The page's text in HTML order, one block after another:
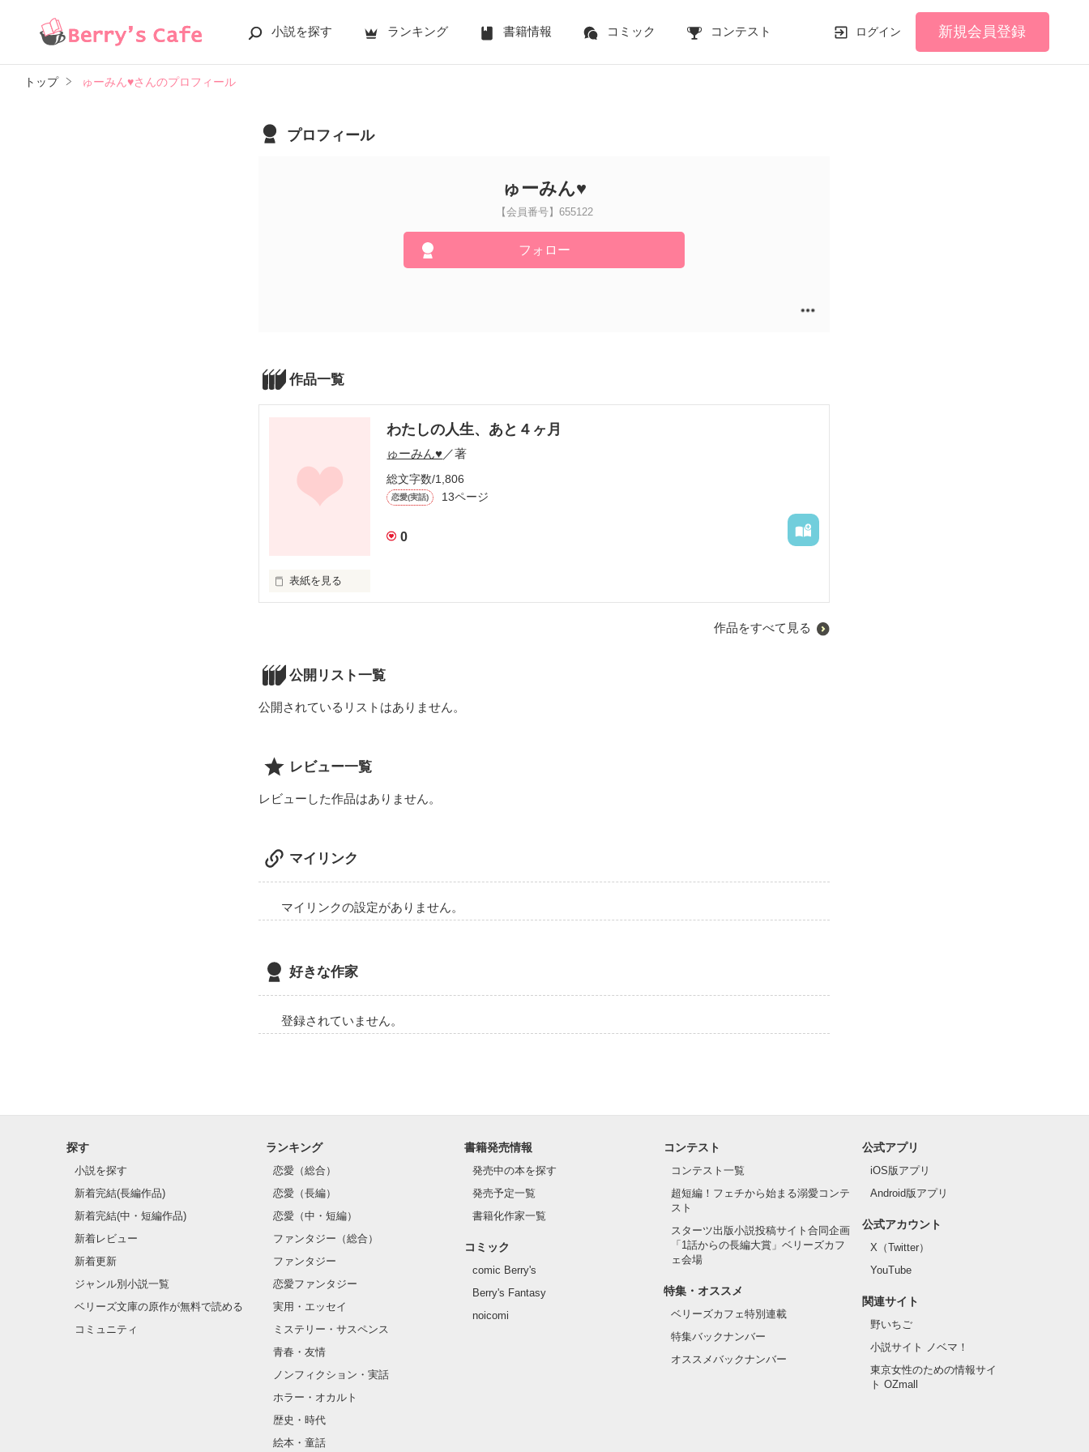
小説を探す ランキング 書籍情報 コミック コンテスト ログイン 新規会員登録
トップ ゅーみん♥︎さんのプロフィール
プロフィール
ゅーみん♥︎
【会員番号】655122
フォロー
作品一覧
わたしの人生、あと４ヶ月
ゅーみん♥︎／著
総文字数/1,806
恋愛(実話) 13ページ
0
表紙を見る
「がんですね。
余命4カ月ぐらいです…」
○告白されて。付き合って、きすまでする。
おはこんにちゎ(^^)
＊＊＊＊＊＊＊＊＊＊＊＊＊＊＊＊
作品をすべて見る
公開リスト一覧
公開されているリストはありません。
レビュー一覧
レビューした作品はありません。
マイリンク
マイリンクの設定がありません。
好きな作家
登録されていません。
探す
小説を探す
新着完結(長編作品)
新着完結(中・短編作品)
新着レビュー
新着更新
ジャンル別小説一覧
ベリーズ文庫の原作が無料で読める
コミュニティ
ランキング
恋愛（総合）
恋愛（長編）
恋愛（中・短編）
ファンタジー（総合）
ファンタジー
恋愛ファンタジー
実用・エッセイ
ミステリー・サスペンス
青春・友情
ノンフィクション・実話
ホラー・オカルト
歴史・時代
絵本・童話
書籍発売情報
発売中の本を探す
発売予定一覧
書籍化作家一覧
コミック
comic Berry's
Berry's Fantasy
noicomi
コンテスト
コンテスト一覧
超短編！フェチから始まる溺愛コンテ
スト
スターツ出版小説投稿サイト合同企画
「1話からの長編大賞」ベリーズカフ
ェ会場
特集・オススメ
ベリーズカフェ特別連載
特集バックナンバー
オススメバックナンバー
公式アプリ
iOS版アプリ
Android版アプリ
公式アカウント
X（Twitter）
YouTube
関連サイト
野いちご
小説サイト ノベマ！
東京女性のための情報サイ
ト OZmall